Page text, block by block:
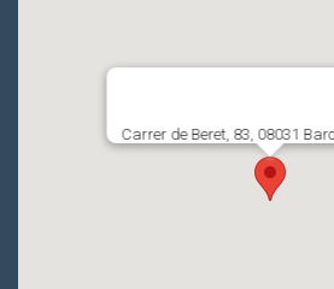
Carrer de Beret, 83, 08031